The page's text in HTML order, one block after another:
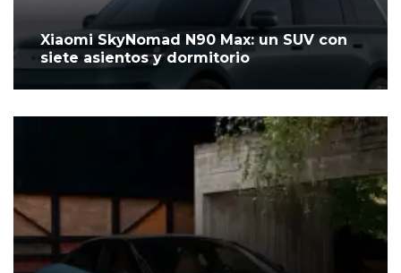
Xiaomi SkyNomad N90 Max: un SUV con
siete asientos y dormitorio